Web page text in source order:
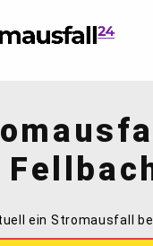
ein Stromausfall